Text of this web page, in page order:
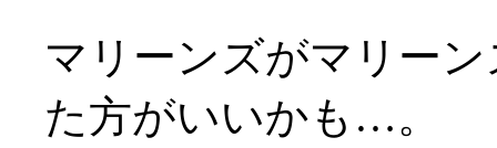
マリーンズがマリー
た方がいいかも…。